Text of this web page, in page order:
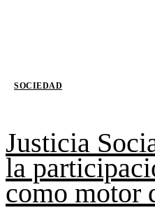
SOCIEDAD
Justicia
la
como motor